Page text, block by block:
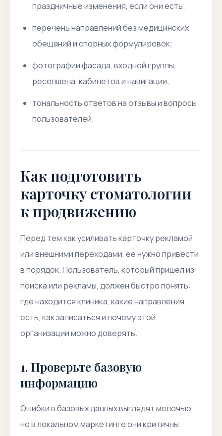
праздничные изменения, если они есть;
перечень направлений без медицинских
обещаний и спорных формулировок;
фотографии фасада, входной группы,
ресепшена, кабинетов и навигации;
тональность ответов на отзывы и вопросы
пользователей.
Как подготовить
карточку стоматологии
к продвижению
Перед тем как усиливать карточку рекламой
или внешними переходами, ее нужно привести
в порядок. Пользователь, который пришел из
поиска или рекламы, должен быстро понять:
где находится клиника, какие направления
есть, как записаться и почему этой
организации можно доверять.
1. Проверьте базовую
информацию
Ошибки в базовых данных выглядят мелочью,
но в локальном маркетинге они критичны.